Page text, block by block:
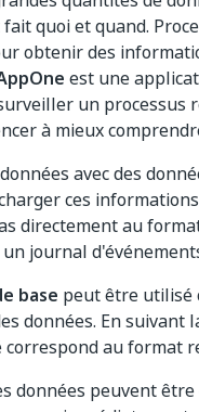
quoi et quand.
obtenir des
est une
un processus
à mieux
avec des
ces
directement au
journal
base peut être utilisé
données. En suivant
correspond au format
données peuvent